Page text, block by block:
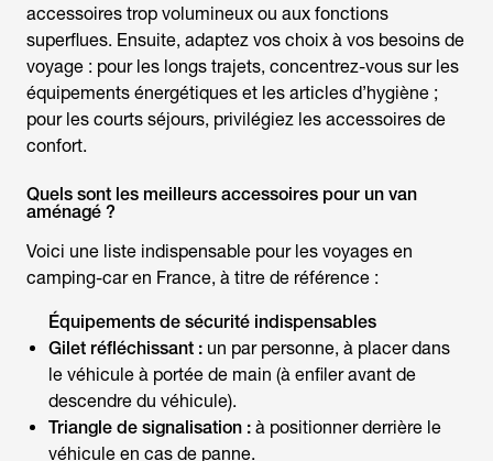
accessoires trop volumineux ou aux fonctions
superflues. Ensuite, adaptez vos choix à vos besoins de
voyage : pour les longs trajets, concentrez-vous sur les
équipements énergétiques et les articles d’hygiène ;
pour les courts séjours, privilégiez les accessoires de
confort.
Quels sont les meilleurs accessoires pour un van
aménagé ?
Voici une liste indispensable pour les voyages en
camping-car en France, à titre de référence :
Équipements de sécurité indispensables
Gilet réfléchissant : un par personne, à placer dans
le véhicule à portée de main (à enfiler avant de
descendre du véhicule).
Triangle de signalisation : à positionner derrière le
véhicule en cas de panne.